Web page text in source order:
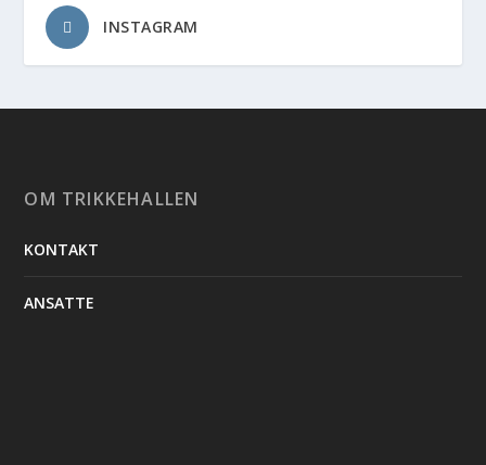
INSTAGRAM
OM TRIKKEHALLEN
KONTAKT
ANSATTE